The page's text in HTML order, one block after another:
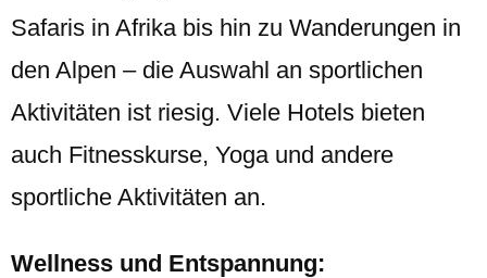
Safaris in Afrika bis hin zu Wanderungen in
den Alpen – die Auswahl an sportlichen
Aktivitäten ist riesig. Viele Hotels bieten
auch Fitnesskurse, Yoga und andere
sportliche Aktivitäten an.
Wellness und Entspannung: